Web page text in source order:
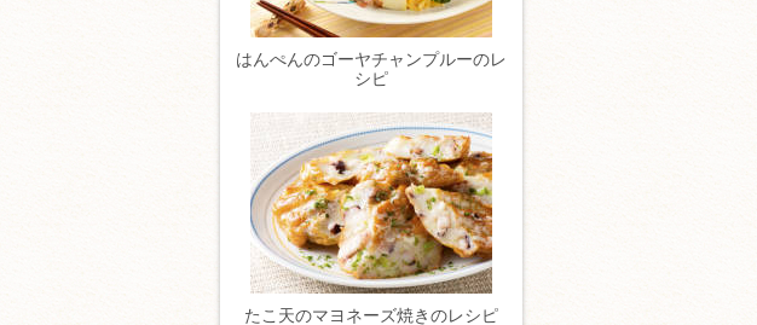
はんぺんのゴーヤチャンプルーのレ
シピ
たこ天のマヨネーズ焼きのレシピ